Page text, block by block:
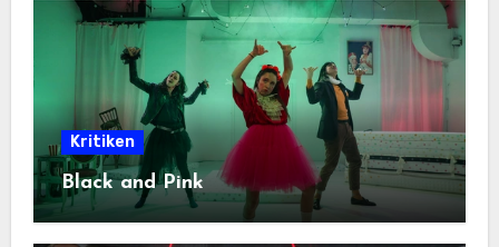
Kritiken
Black and Pink